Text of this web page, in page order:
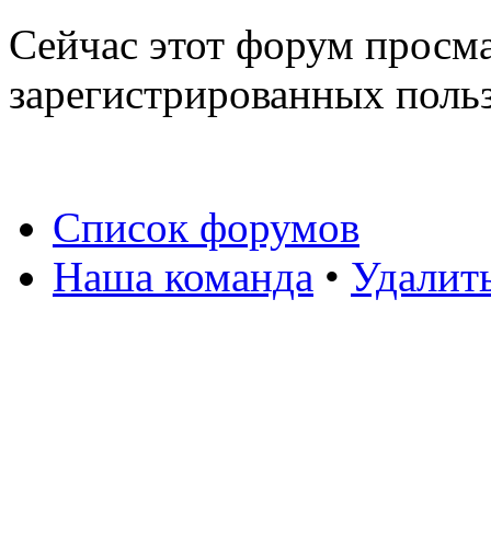
Сейчас этот форум
зарегистрированных
Список форумов
Наша команда •